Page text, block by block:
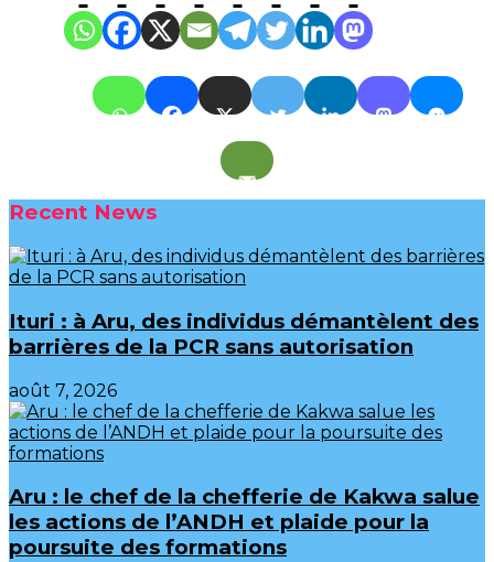
Recent News
Ituri : à Aru, des individus démantèlent des
barrières de la PCR sans autorisation
août 7, 2026
Aru : le chef de la chefferie de Kakwa salue
les actions de l’ANDH et plaide pour la
poursuite des formations